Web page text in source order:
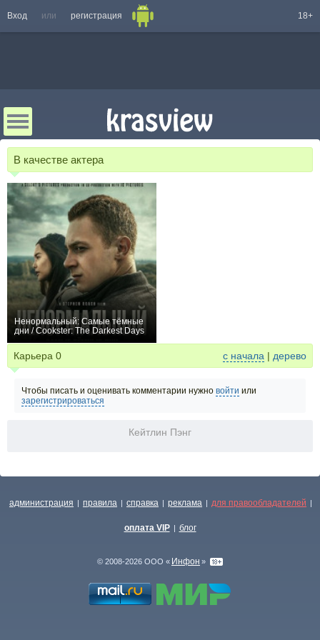
Вход или регистрация 18+
В качестве актера
Ненормальный: Самые тёмные
дни / Cookster: The Darkest Days
Карьера 0 с начала | дерево
Чтобы писать и оценивать комментарии нужно войти или
зарегистрироваться
Кейтлин Пэнг
администрация | правила | справка | реклама | для правообладателей |
оплата VIP | блог
© 2008-2026 ООО « Инфон »